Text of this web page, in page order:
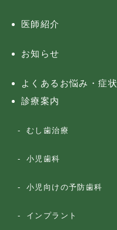
医師紹介
お知らせ
よくあるお悩み・症状
診療案内
むし歯治療
小児歯科
小児向けの予防歯科
インプラント